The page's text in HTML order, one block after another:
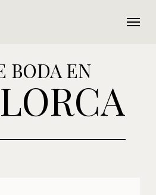
Menú
BODA EN